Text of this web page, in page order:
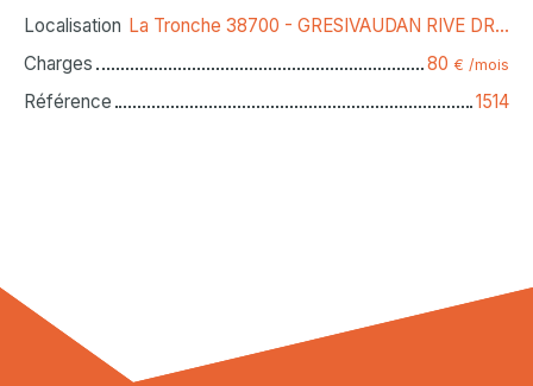
Localisation
La Tronche 38700 - GRESIVAUDAN RIVE DROITE
Charges
80 € /mois
Référence 1514